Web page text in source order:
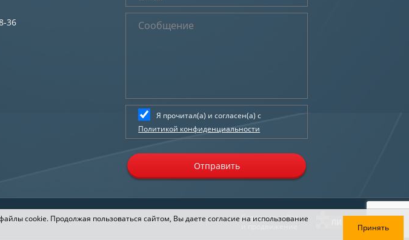
36
Я прочитал(а) и согласен(а) с
Политикой конфиденциальности
Отправить
Создание сайта
cookie. Продолжая пользоваться сайтом, Вы даете согласие на использование
Принять